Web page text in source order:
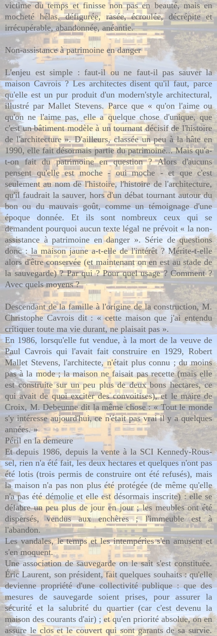
victime du temps et finisse non pas en beauté, mais en
mocheté hélas, défigurée, rasée, écroulée, décrépite et
irrécupérable, abandonnée, anéantie.
Non-assistance à patrimoine en danger
L'enjeu est simple : faut-il ou ne faut-il pas sauver la
maison Cavrois ? Les architectes disent qu'il faut, parce
qu'elle est un pur produit d'un modern'style architectural,
illustré par Mallet Stevens. Parce que « qu'on l'aime ou
qu'on ne l'aime pas, elle a quelque chose d'unique, que
c'est un bâtiment modèle à un tournant décisif de l'histoire
de l'architecture ». D'ailleurs, classée un peu à la hâte en
1990, elle fait désormais partie du patrimoine... Mais qu'a-
t-on fait du patrimoine en question ? Alors d'aucuns
pensent qu'elle est moche - oui moche - et que c'est
seulement au nom de l'histoire, l'histoire de l'architecture,
qu'il faudrait la sauver, hors d'un débat tournant autour du
bon ou du mauvais goût, comme un témoignage d'une
époque donnée. Et ils sont nombreux ceux qui se
demandent pourquoi aucun texte légal ne prévoit « la non-
assistance à patrimoine en danger ». Série de questions
donc : la maison jaune a-t-elle de l'intérêt ? Mérite-t-elle
alors d'être conservée (et maintenant on en est au stade de
la sauvegarde) ? Par qui ? Pour quel usage ? Comment ?
Avec quels moyens ?
Descendant de la famille à l'origine de la construction, M.
Christophe Cavrois dit : « cette maison que j'ai entendu
critiquer toute ma vie durant, ne plaisait pas ».
En 1986, lorsqu'elle fut vendue, à la mort de la veuve de
Paul Cavrois qui l'avait fait construire en 1929, Robert
Mallet Stevens, l'architecte, n'était plus connu ; du moins
pas à la mode ; la maison ne faisait pas recette (mais elle
est construite sur un peu plus de deux bons hectares, ce
qui avait de quoi exciter des convoitises), et le maire de
Croix, M. Debeunne dit la même chose : « Tout le monde
s'y intéresse aujourd'hui, ce n'était pas vrai il y a quelques
années. »
Péril en la demeure
Et depuis 1986, depuis la vente à la SCI Kennedy-Rous-
sel, rien n'a été fait, les deux hectares et quelques n'ont pas
été lotis (trois permis de construire ont été refusés), mais
la maison n'a pas non plus été protégée (de même qu'elle
n'a pas été démolie et elle est désormais inscrite) : elle se
délabre un peu plus de jour en jour ; les meubles ont été
dispersés, vendus aux enchères ; l'immeuble est à
l'abandon.
Les vandales, le temps et les intempéries s'en amusent et
s'en moquent.
Une association de sauvegarde on le sait s'est constituée.
Éric Laurent, son président, fait quelques souhaits : qu'elle
devienne propriété d'une collectivité publique : que des
mesures de sauvegarde soient prises, pour assurer la
sécurité et la salubrité du quartier (car c'est devenu la
maison des courants d'air) ; et qu'en priorité absolue, on en
assure le clos et le couvert qui sont garants de sa survie.